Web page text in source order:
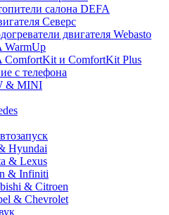
салона DEFA
Северс
двигателя Webasto
WarmUp
ComfortKit и ComfortKit Plus
с телефона
& MINI
Hyundai
& Lexus
& Infiniti
& Citroen
& Chevrolet